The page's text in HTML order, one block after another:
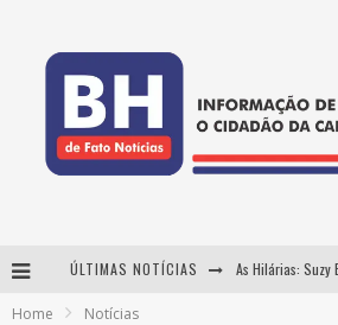
ÚLTIMAS NOTÍCIAS
Home Notícias